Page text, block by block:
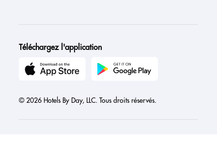
Téléchargez l'application
© 2026 Hotels By Day, LLC. Tous droits réservés.